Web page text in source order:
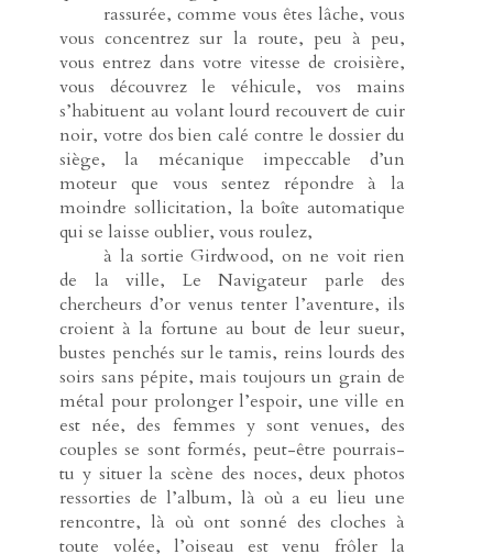
rassurée, comme vous êtes lâche, vous
vous concentrez sur la route, peu à peu,
vous entrez dans votre vitesse de croisière,
vous découvrez le véhicule, vos mains
s’habituent au volant lourd recouvert de cuir
noir, votre dos bien calé contre le dossier du
siège, la mécanique impeccable d’un
moteur que vous sentez répondre à la
moindre sollicitation, la boîte automatique
qui se laisse oublier, vous roulez,
-----à la sortie Girdwood, on ne voit rien
de la ville, Le Navigateur parle des
chercheurs d’or venus tenter l’aventure, ils
croient à la fortune au bout de leur sueur,
bustes penchés sur le tamis, reins lourds des
soirs sans pépite, mais toujours un grain de
métal pour prolonger l’espoir, une ville en
est née, des femmes y sont venues, des
couples se sont formés, peut-être pourrais-
tu y situer la scène des noces, deux photos
ressorties de l’album, là où a eu lieu une
rencontre, là où ont sonné des cloches à
toute volée, l’oiseau est venu frôler la